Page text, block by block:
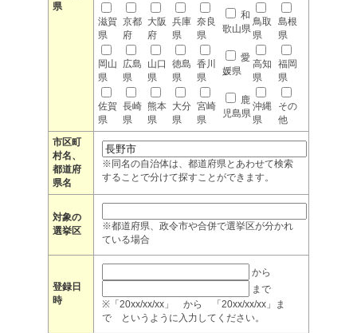
県
滋賀
県
京都
府
大阪
府
兵庫
県
奈良
県
和
歌山県
鳥取
県
島根
県
岡山
県
広島
県
山口
県
徳島
県
香川
県
愛
媛県
高知
県
福岡
県
佐賀
県
長崎
県
熊本
県
大分
県
宮崎
県
鹿
児島県
沖縄
県
その
他
市区町
村名、
都道府
県名
※同名の自治体は、都道府県とあわせて検索
することで分けて探すことができます。
対象の
選挙区
※都道府県、政令市や合併で選挙区が分かれ
ている場合
登録日
時
から
まで
※「20xx/xx/xx」 から 「20xx/xx/xx」ま
で というように入力してください。